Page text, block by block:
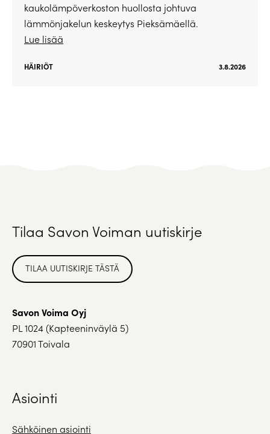
kaukolämpöverkoston huollosta johtuva
lämmönjakelun keskeytys Pieksämäellä.
Lue lisää
HÄIRIÖT 3.8.2026
Tilaa Savon Voiman uutiskirje
TILAA UUTISKIRJE TÄSTÄ
Savon Voima Oyj
PL 1024 (Kapteeninväylä 5)
70901 Toivala
Asiointi
Sähköinen asiointi